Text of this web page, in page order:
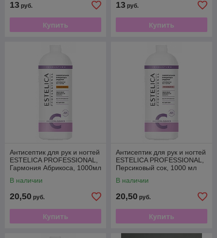
13 руб.
Купить
13 руб.
Купить
Антисептик для рук и ногтей
ESTELICA PROFESSIONAL,
Гармония Абрикоса, 1000мл
В наличии
20,50 руб.
Купить
Антисептик для рук и ногтей
ESTELICA PROFESSIONAL,
Персиковый сок, 1000 мл
В наличии
20,50 руб.
Купить